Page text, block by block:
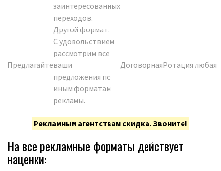
заинтересованных
переходов.
Предлагайте
Другой формат.
С удовольствием
рассмотрим все
ваши
предложения по
иным форматам
рекламы.
ДоговорнаяРотация любая
Рекламным агентствам скидка. Звоните!
На все рекламные форматы действует
наценки: